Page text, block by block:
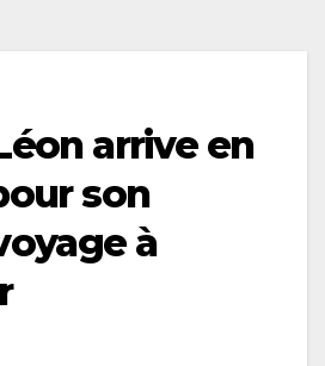
arrive en
son
à